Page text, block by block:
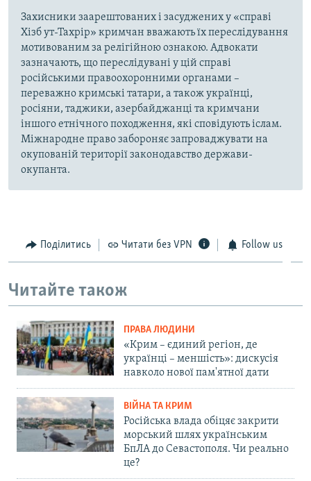
Захисники заарештованих і засуджених у «справі
Хізб ут-Тахрір» кримчан вважають їх переслідування
мотивованим за релігійною ознакою. Адвокати
зазначають, що переслідувані у цій справі
російськими правоохоронними органами –
переважно кримські татари, а також українці,
росіяни, таджики, азербайджанці та кримчани
іншого етнічного походження, які сповідують іслам.
Міжнародне право забороняє запроваджувати на
окупованій території законодавство держави-
окупанта.
Поділитись Читати без VPN Follow us
Читайте також
ПРАВА ЛЮДИНИ
«Крим – єдиний регіон, де
українці – меншість»: дискусія
навколо нової пам'ятної дати
ВІЙНА ТА КРИМ
Російська влада обіцяє закрити
морський шлях українським
БпЛА до Севастополя. Чи реально
це?